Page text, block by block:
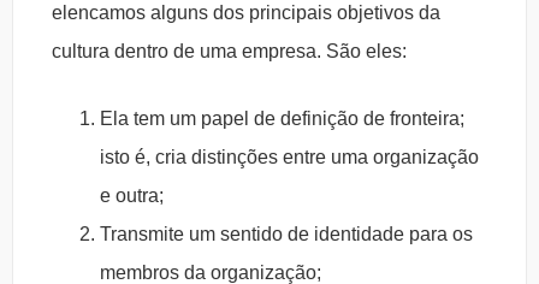
elencamos alguns dos principais objetivos da
cultura dentro de uma empresa. São eles:
Ela tem um papel de definição de fronteira;
isto é, cria distinções entre uma organização
e outra;
Transmite um sentido de identidade para os
membros da organização;